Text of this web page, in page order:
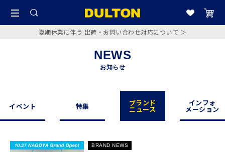
夏期休業に伴う 出荷・お問い合わせ対応について ＞
NEWS
お知らせ
イベント 特集 ブランド
ニュース
インフォ
メーション
BRAND NEWS